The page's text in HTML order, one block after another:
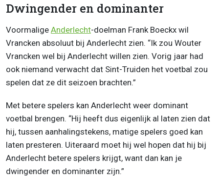
Dwingender en dominanter
Voormalige Anderlecht-doelman Frank Boeckx wil
Vrancken absoluut bij Anderlecht zien. “Ik zou Wouter
Vrancken wel bij Anderlecht willen zien. Vorig jaar had
ook niemand verwacht dat Sint-Truiden het voetbal zou
spelen dat ze dit seizoen brachten.”
Met betere spelers kan Anderlecht weer dominant
voetbal brengen. “Hij heeft dus eigenlijk al laten zien dat
hij, tussen aanhalingstekens, matige spelers goed kan
laten presteren. Uiteraard moet hij wel hopen dat hij bij
Anderlecht betere spelers krijgt, want dan kan je
dwingender en dominanter zijn.”